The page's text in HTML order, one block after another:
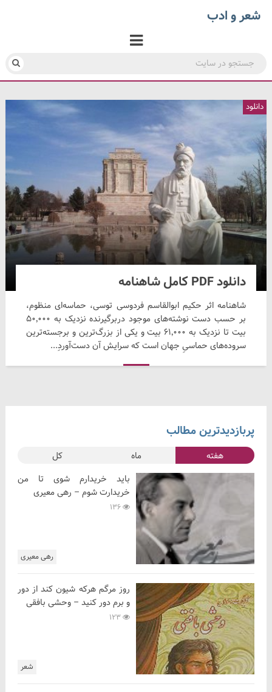
شعر و ادب
دانلود PDF کامل شاهنامه
شاهنامه اثر حکیم ابوالقاسم فردوسی توسی، حماسه‌ای منظوم،
بر حسب دست نوشته‌های موجود دربرگیرنده نزدیک به ۵۰٬۰۰۰
بیت تا نزدیک به ۶۱٬۰۰۰ بیت و یکی از بزرگ‌ترین و برجسته‌ترین
سروده‌های حماسیِ جهان است که سرایش آن دست‌آوردِ...
دانلود
پربازدیدترین مطالب
هفته ماه کل
رهی معیری
باید خریدارم شوی تا من
خریدارت شوم – رهی معیری
شعر
روز مرگم هرکه شیون کند از دور
و برم دور کنید – وحشی بافقی